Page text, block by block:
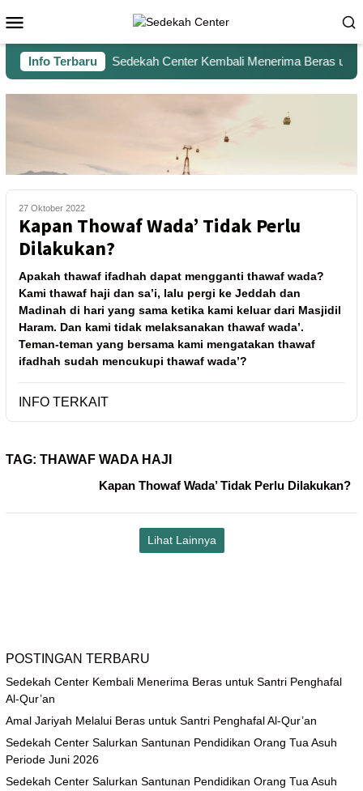
Info Terbaru Sedekah Center Kembali Menerima Beras
27 Oktober 2022
Kapan Thowaf Wada’ Tidak Perlu
Dilakukan?
Apakah thawaf ifadhah dapat mengganti thawaf wada?
Kami thawaf haji dan sa’i, lalu pergi ke Jeddah dan
Madinah di hari yang sama ketika kami keluar dari Masjidil
Haram. Dan kami tidak melaksanakan thawaf wada’.
Teman-teman yang bersama kami mengatakan thawaf
ifadhah sudah mencukupi thawaf wada’?
INFO TERKAIT
TAG: THAWAF WADA HAJI
Kapan Thowaf Wada’ Tidak Perlu Dilakukan?
Lihat Lainnya
POSTINGAN TERBARU
Sedekah Center Kembali Menerima Beras untuk Santri Penghafal
Al-Qur’an
Amal Jariyah Melalui Beras untuk Santri Penghafal Al-Qur’an
Sedekah Center Salurkan Santunan Pendidikan Orang Tua Asuh
Periode Juni 2026
Sedekah Center Salurkan Santunan Pendidikan Orang Tua Asuh